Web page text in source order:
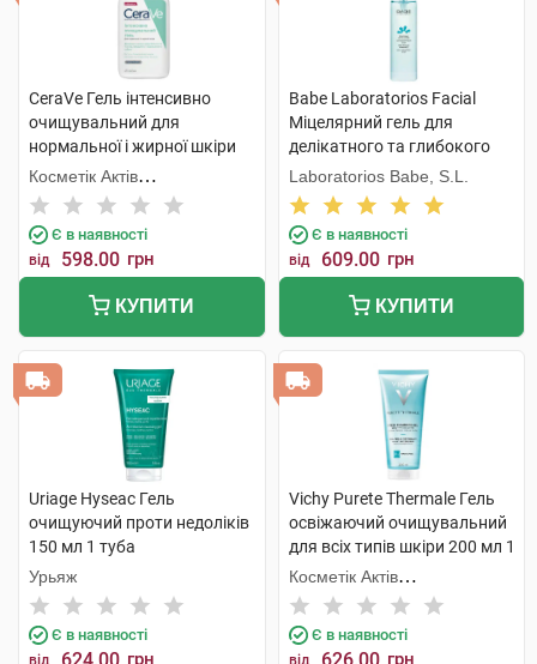
CeraVe Гель інтенсивно
очищувальний для
нормальної і жирної шкіри
обличчя та тіла 473 мл 1
флакон
Косметік Актів
Інтернаціональ
Є в наявності
від 598.00 грн
КУПИТИ
Babe Laboratorios Facial
Міцелярний гель для
делікатного та глибокого
очищення 240 мл 1 флакон
Laboratorios Babe, S.L.
Є в наявності
від 609.00 грн
КУПИТИ
Uriage Hyseac Гель
очищуючий проти недоліків
150 мл 1 туба
Урьяж
Є в наявності
від грн
Vichy Purete Thermale Гель
освіжаючий очищувальний
для всіх типів шкіри 200 мл 1
флакон
Косметік Актів
Інтернаціональ
Є в наявності
від грн